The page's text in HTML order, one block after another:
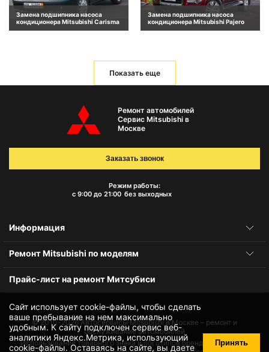
Замена подшипника насоса
кондиционера Mitsubishi Carisma
Замена подшипника насоса
кондиционера Mitsubishi Pajero
Показать еще
Сайт использует cookie-файлы, чтобы сделать
ваше пребывание на нем максимально
удобным. К cайту подключен сервис веб-
аналитики Яндекс.Метрика, использующий
cookie-файлы. Оставаясь на сайте, вы даете Принять
Ремонт автомобилей
Сервис Mitsubishi в
Москве
Режим работы:
с 9:00 до 21:00 без выходных
Заказать звонок
Информация
Ремонт Mitsubishi по моделям
Прайс-лист на ремонт Митсубиси
© 2010-2026Автосервисы Mitsubishi в Москве – ремонт и
обслуживание автомобилей
Использование товарного знака и логотипов бренда происходит